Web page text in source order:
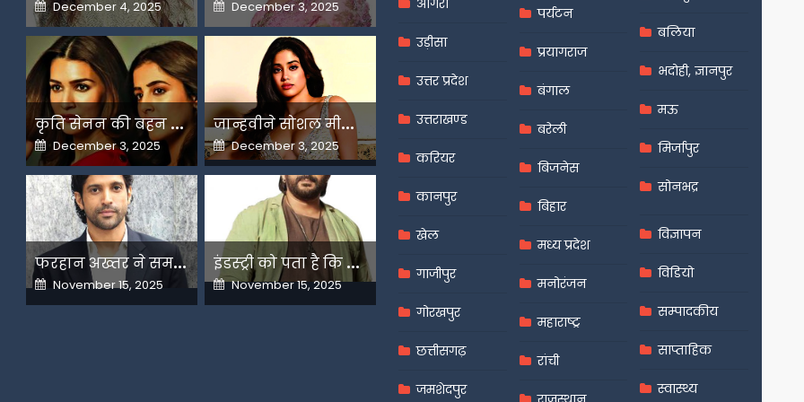
on
December 4, 2025 on
December 3, 2025
क
ृति सेनन की बहन नूपुर अगले महीने करेंगी डेस्टिनेशन मैरिज
Posted
on
December 3, 2025
ज
ान्हवीने सोशल मीडियापर उठाये सवाल
Posted
on
December 3, 2025
फ
रहान अख्तर ने समझाया देशभक्ति और अंधभक्ति का फर्क
Posted
on
November 15, 2025
इ
ंडस्ट्री को पता है कि मैं कहीं नहीं जाने वाला-अरशद वारसी
Posted
on
November 15, 2025
उड़ीसा
उत्तर प्रदेश
उत्तराखण्ड
करियर
कानपुर
खेल
गाजीपुर
गोरखपुर
छत्तीसगढ़
जमशेदपुर
पर्यटन
प्रयागराज
बंगाल
बरेली
बिजनेस
बिहार
मध्य प्रदेश
मनोरंजन
महाराष्ट्र
रांची
बलिया
भदोही, ज्ञानपुर
मऊ
मिर्जापुर
सोनभद्र
विज्ञापन
विडियो
सम्पादकीय
साप्ताहिक
स्वास्थ्य